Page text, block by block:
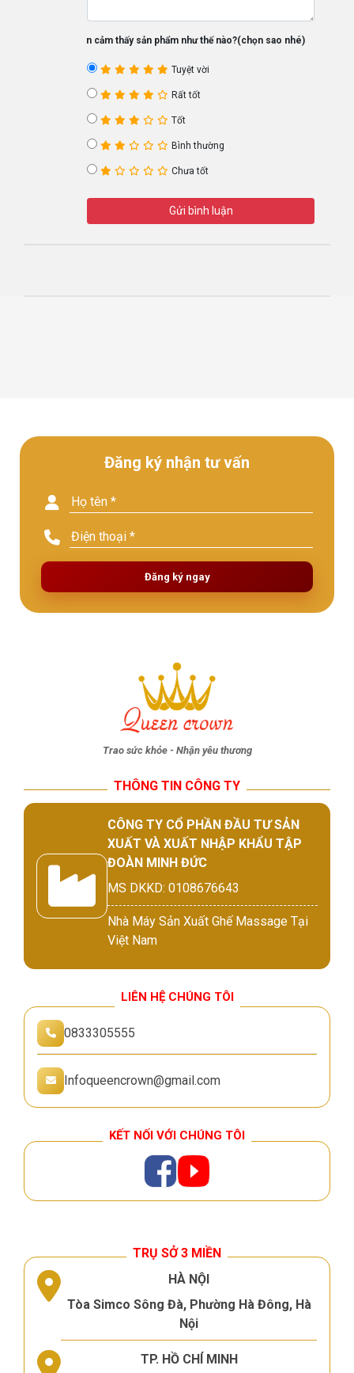
Bạn cảm thấy sản phẩm như thế nào?(chọn sao nhé)
Tuyệt vời
Rất tốt
Tốt
Bình thường
Chưa tốt
Gửi bình luận
Đăng ký nhận tư vấn
Đăng ký ngay
Trao sức khỏe - Nhận yêu thương
THÔNG TIN CÔNG TY
CÔNG TY CỔ PHẦN ĐẦU TƯ SẢN
XUẤT VÀ XUẤT NHẬP KHẨU TẬP
ĐOÀN MINH ĐỨC
MS DKKD: 0108676643
Nhà Máy Sản Xuất Ghế Massage Tại
Việt Nam
LIÊN HỆ CHÚNG TÔI
0833305555
Infoqueencrown@gmail.com
KẾT NỐI VỚI CHÚNG TÔI
TRỤ SỞ 3 MIỀN
HÀ NỘI
Tòa Simco Sông Đà, Phường Hà Đông, Hà
Nội
TP. HỒ CHÍ MINH